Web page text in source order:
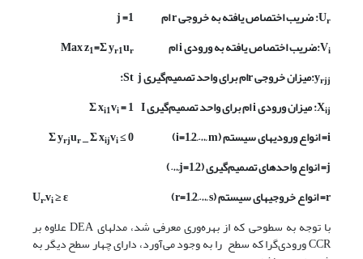
Ur : ضریب اختصاص یافته به خروجیrام
j =1
Vi :ضریب اختصاص یافته به ورودیiام Max z1=Σ yr1ur
yrjj :میزان خروجیrام برای واحد تصمیم‌گیریj
St:
Xij : میزان ورودیiام برای واحد تصمیم‌گیریI
Σxi1vi= 1
i= انواع ورودیهای سیستم(i=1,2,…, m)
Σyrjur_ Σxijvi≤ 0
j= انواع واحدهای تصمیم‌گیری(j=1,2,…)
r= انواع خروجیهای سیستم(r=1,2,…, s)
Ur,vi≥ ε
با توجه به سطوحی که از بهره‌وری معرفی شد، مدلهای DEA علاوه بر
CCR ورودی‌گرا که سطح را به وجود می‌آورد، دارای چهار سطح دیگر به